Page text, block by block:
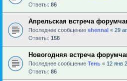
Ответы: 86
Апрельская встреча
Последнее сообщение shennal « 29
Ответы: 158
Новогодняя встреча
Последнее сообщение Тень « 12 янв
Ответы: 86